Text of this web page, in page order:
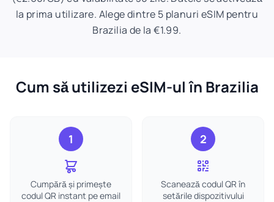
la prima utilizare. Alege dintre 5 planuri eSIM pentru
Brazilia de la €1.99.
Cum să utilizezi eSIM-ul în Brazilia
1
Cumpără și primește
codul QR instant pe email
2
Scanează codul QR în
setările dispozitivului